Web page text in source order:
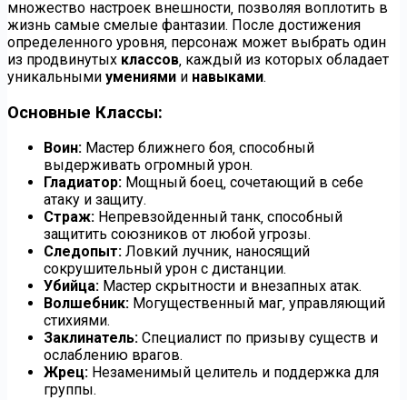
множество настроек внешности‚ позволяя воплотить в
жизнь самые смелые фантазии. После достижения
определенного уровня‚ персонаж может выбрать один
из продвинутых классов‚ каждый из которых обладает
уникальными умениями и навыками.
Основные Классы:
Воин: Мастер ближнего боя‚ способный
выдерживать огромный урон.
Гладиатор: Мощный боец‚ сочетающий в себе
атаку и защиту.
Страж: Непревзойденный танк‚ способный
защитить союзников от любой угрозы.
Следопыт: Ловкий лучник‚ наносящий
сокрушительный урон с дистанции.
Убийца: Мастер скрытности и внезапных атак.
Волшебник: Могущественный маг‚ управляющий
стихиями.
Заклинатель: Специалист по призыву существ и
ослаблению врагов.
Жрец: Незаменимый целитель и поддержка для
группы.